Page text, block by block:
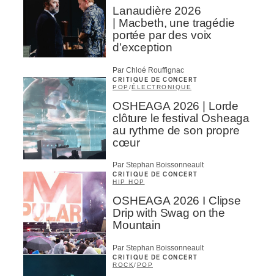
Lanaudière 2026
| Macbeth, une tragédie
portée par des voix
d’exception
Par Chloé Rouffignac
CRITIQUE DE CONCERT
POP /ÉLECTRONIQUE
OSHEAGA 2026 | Lorde
clôture le festival Osheaga
au rythme de son propre
cœur
Par Stephan Boissonneault
CRITIQUE DE CONCERT
HIP HOP
OSHEAGA 2026 I Clipse
Drip with Swag on the
Mountain
Par Stephan Boissonneault
CRITIQUE DE CONCERT
ROCK/POP